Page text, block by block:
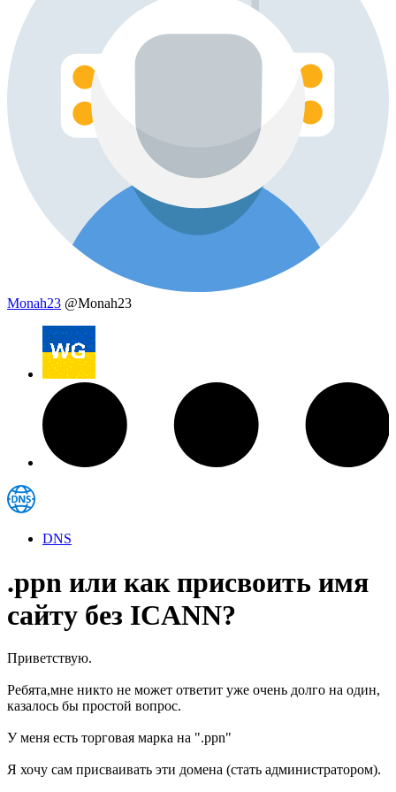
Monah23 @Monah23
DNS
.ppn или как присвоить имя
сайту без ICANN?
Приветствую.
Ребята,мне никто не может ответит уже очень долго на один,
казалось бы простой вопрос.
У меня есть торговая марка на ".ppn"
Я хочу сам присваивать эти домена (стать администратором).